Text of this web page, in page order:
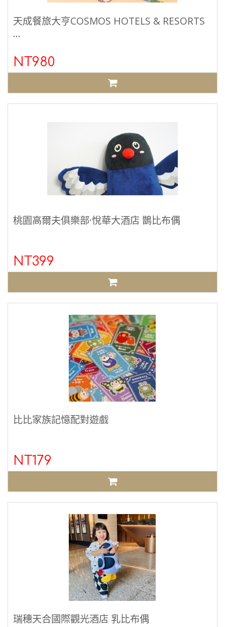
天成餐旅大亨COSMOS HOTELS & RESORTS
...
NT980
桃園高爾夫俱樂部·悅華大酒店 鵲比布偶
NT399
比比家族記憶配對遊戲
NT179
瑞穗天合國際觀光酒店 乳比布偶